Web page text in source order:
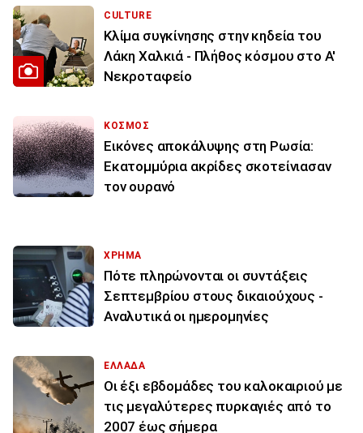
CULTURE
Κλίμα συγκίνησης στην κηδεία του
Λάκη Χαλκιά - Πλήθος κόσμου στο Α'
Νεκροταφείο
ΚΟΣΜΟΣ
Εικόνες αποκάλυψης στη Ρωσία:
Εκατομμύρια ακρίδες σκοτείνιασαν
τον ουρανό
ΧΡΗΜΑ
Πότε πληρώνονται οι συντάξεις
Σεπτεμβρίου στους δικαιούχους -
Αναλυτικά οι ημερομηνίες
ΕΛΛΑΔΑ
Οι έξι εβδομάδες του καλοκαιριού με
τις μεγαλύτερες πυρκαγιές από το
2007 έως σήμερα